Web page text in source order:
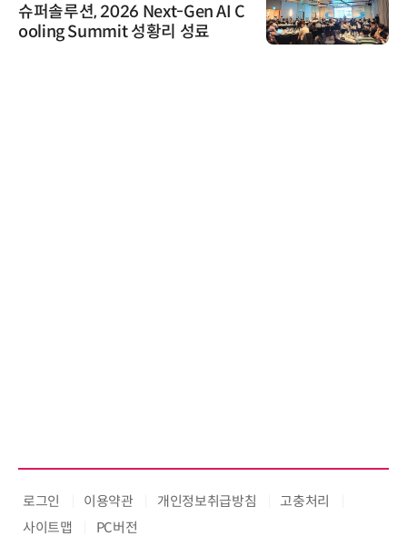
슈퍼솔루션, 2026 Next-Gen AI C
ooling Summit 성황리 성료
로그인 이용약관 개인정보취급방침
고충처리
사이트맵
PC버전